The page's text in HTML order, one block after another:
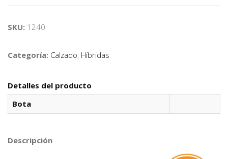
SKU: 1240
Categoría: Calzado, Híbridas
Detalles del producto
Bota
Descripción